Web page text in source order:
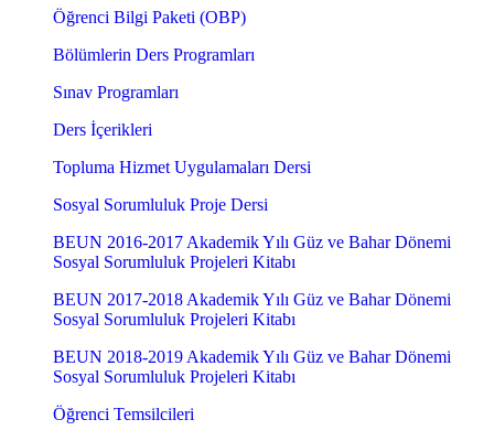
Öğrenci Bilgi Paketi (OBP)
Bölümlerin Ders Programları
Sınav Programları
Ders İçerikleri
Topluma Hizmet Uygulamaları Dersi
Sosyal Sorumluluk Proje Dersi
BEUN 2016-2017 Akademik Yılı Güz ve Bahar Dönemi
Sosyal Sorumluluk Projeleri Kitabı
BEUN 2017-2018 Akademik Yılı Güz ve Bahar Dönemi
Sosyal Sorumluluk Projeleri Kitabı
BEUN 2018-2019 Akademik Yılı Güz ve Bahar Dönemi
Sosyal Sorumluluk Projeleri Kitabı
Öğrenci Temsilcileri